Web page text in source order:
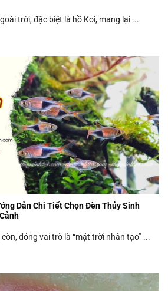
trời, đặc biệt là hồ Koi, mang lại ...
Dẫn Chi Tiết Chọn Đèn Thủy Sinh
đóng vai trò là “mặt trời nhân tạo” ...